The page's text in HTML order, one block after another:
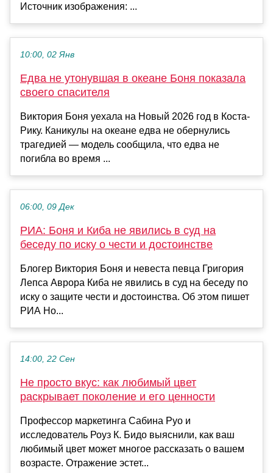
Источник изображения: ...
10:00, 02 Янв
Едва не утонувшая в океане Боня показала
своего спасителя
Виктория Боня уехала на Новый 2026 год в Коста-
Рику. Каникулы на океане едва не обернулись
трагедией — модель сообщила, что едва не
погибла во время ...
06:00, 09 Дек
РИА: Боня и Киба не явились в суд на
беседу по иску о чести и достоинстве
Блогер Виктория Боня и невеста певца Григория
Лепса Аврора Киба не явились в суд на беседу по
иску о защите чести и достоинства. Об этом пишет
РИА Но...
14:00, 22 Сен
Не просто вкус: как любимый цвет
раскрывает поколение и его ценности
Профессор маркетинга Сабина Руо и
исследователь Роуз К. Бидо выяснили, как ваш
любимый цвет может многое рассказать о вашем
возрасте. Отражение эстет...